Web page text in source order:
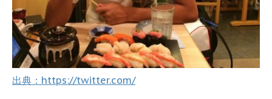
出典：https://twitter.com/